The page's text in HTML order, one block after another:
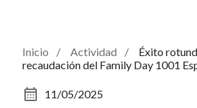
Inicio Actividad
Éxito
recaudación del Family Day 1001
11/05/2025